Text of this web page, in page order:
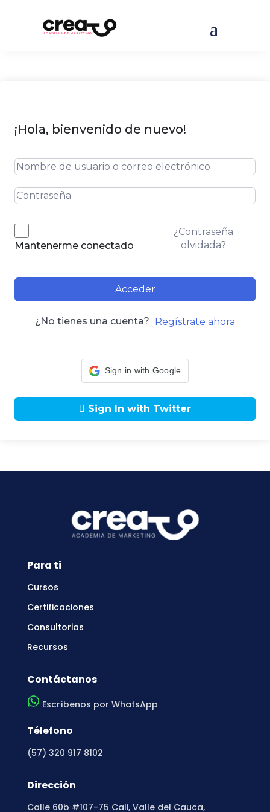
¡Hola, bienvenido de nuevo!
Mantenerme conectado
¿Contraseña
olvidada?
Acceder
¿No tienes una cuenta? Regístrate ahora
Sign in with Google
Sign In with Twitter
Para ti
Cursos
Certificaciones
Consultorias
Recursos
Contáctanos
Escríbenos por WhatsApp
Télefono
(57) 320 917 8102
Dirección
Calle 60b #107-75 Cali, Valle del Cauca,